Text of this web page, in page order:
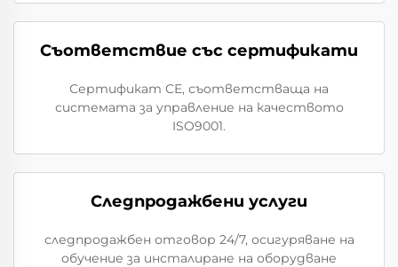
Съответствие със сертификати
Сертификат CE, съответстваща на
системата за управление на качеството
ISO9001.
Следпродажбени услуги
следпродажбен отговор 24/7, осигуряване на
обучение за инсталиране на оборудване